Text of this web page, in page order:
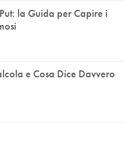
la Guida per Capire i
e Cosa Dice Davvero